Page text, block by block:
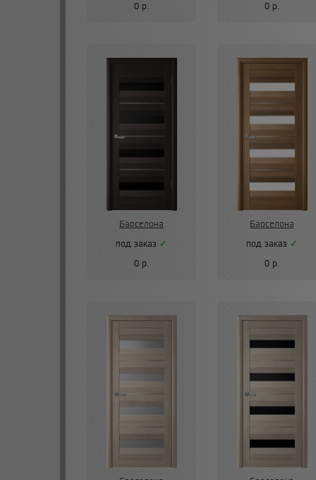
0 р.
0 р.
Барселона
под заказ ✓
0 р.
Барселона
под заказ ✓
0 р.